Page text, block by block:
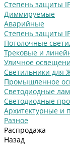
Степень защиты
Диммируемые
Аварийные
Степень защиты
Потолочные
Трековые и
Уличное
Cветильники для
Промышленное
Светодиодные
Светодиодные
Архитектурные и
Разное
Распродажа
Назад